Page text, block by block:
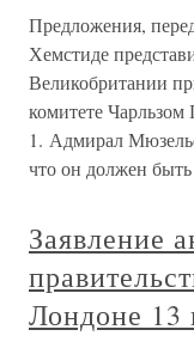
Предложения,
Хемстиде
Великобритании
комитете
1. Адмирал
что он должен быть
Заявление
Лондоне 13